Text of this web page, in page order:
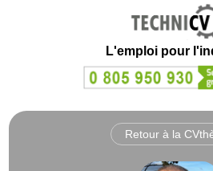
L'emploi pour
Retour à la